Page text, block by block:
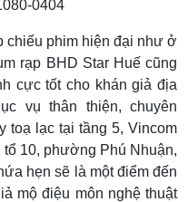
chiếu phim hiện đại như ở
rạp BHD Star Huế cũng
cực tốt cho khán giả địa
vụ thân thiện, chuyên
toạ lạc tại tầng 5, Vincom
10, phường Phú Nhuận,
hẹn sẽ là một điểm đến
mộ điệu môn nghệ thuật